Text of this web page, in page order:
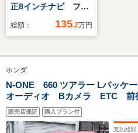
正8インチナビ フル
セグ リアカメラ 前
ド ETC
総額： 135.2万円
ホンダ
N-ONE 660 ツアラー Lパッケ
オーディオ Bカメラ ETC 前
ー 電格ミラー Bluetooth接続
ンドウ クルーズコントロール
販売店保証 購入プラン付
支払総額